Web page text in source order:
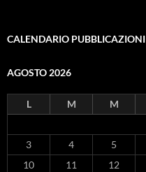
CALENDARIO PUBBLICAZIONI
AGOSTO 2026
L M M
3
4 5
10
11 12